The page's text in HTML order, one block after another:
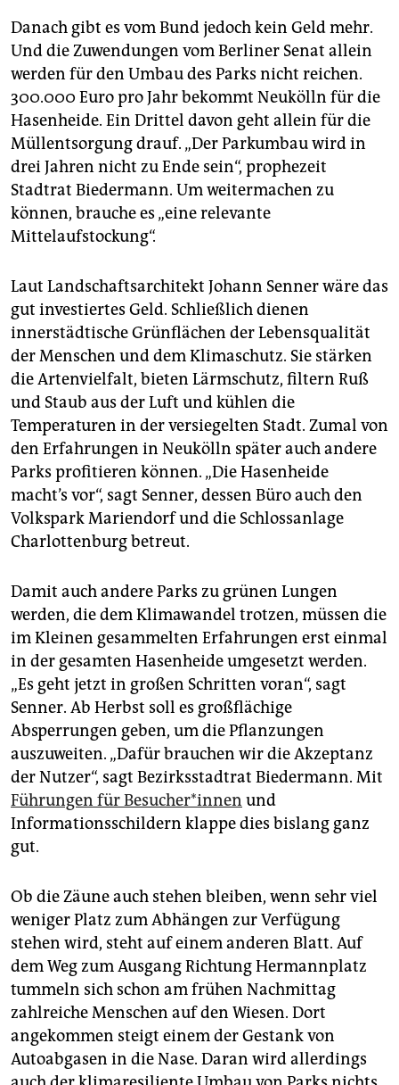
Danach gibt es vom Bund jedoch kein Geld mehr.
Und die Zuwendungen vom Berliner Senat allein
werden für den Umbau des Parks nicht reichen.
300.000 Euro pro Jahr bekommt Neukölln für die
Hasenheide. Ein Drittel davon geht allein für die
Müllentsorgung drauf. „Der Parkumbau wird in
drei Jahren nicht zu Ende sein“, prophezeit
Stadtrat Biedermann. Um weitermachen zu
können, brauche es „eine relevante
Mittelaufstockung“.
Laut Landschaftsarchitekt Johann Senner wäre das
gut investiertes Geld. Schließlich dienen
innerstädtische Grünflächen der Lebensqualität
der Menschen und dem Klimaschutz. Sie stärken
die Artenvielfalt, bieten Lärmschutz, filtern Ruß
und Staub aus der Luft und kühlen die
Temperaturen in der versiegelten Stadt. Zumal von
den Erfahrungen in Neukölln später auch andere
Parks profitieren können. „Die Hasenheide
macht’s vor“, sagt Senner, dessen Büro auch den
Volkspark Mariendorf und die Schlossanlage
Charlottenburg betreut.
Damit auch andere Parks zu grünen Lungen
werden, die dem Klimawandel trotzen, müssen die
im Kleinen gesammelten Erfahrungen erst einmal
in der gesamten Hasenheide umgesetzt werden.
„Es geht jetzt in großen Schritten voran“, sagt
Senner. Ab Herbst soll es großflächige
Absperrungen geben, um die Pflanzungen
auszuweiten. „Dafür brauchen wir die Akzeptanz
der Nutzer“, sagt Bezirksstadtrat Biedermann. Mit
Führungen für Be­su­che­r*in­nen und
Informationsschildern klappe dies bislang ganz
gut.
Ob die Zäune auch stehen bleiben, wenn sehr viel
weniger Platz zum Abhängen zur Verfügung
stehen wird, steht auf einem anderen Blatt. Auf
dem Weg zum Ausgang Richtung Hermannplatz
tummeln sich schon am frühen Nachmittag
zahlreiche Menschen auf den Wiesen. Dort
angekommen steigt einem der Gestank von
Autoabgasen in die Nase. Daran wird allerdings